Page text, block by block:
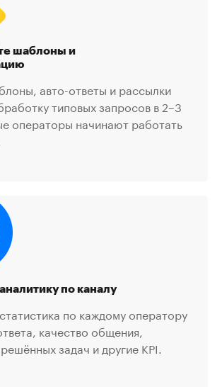
шаблоны и
авто-ответы и рассылки
типовых запросов в 2–3
операторы начинают работать
по каналу
по каждому оператору
качество общения,
задач и другие KPI.